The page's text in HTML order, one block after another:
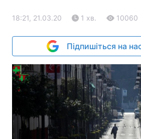
18:21, 21.03.20 1 хв. 10060
Підпишіться на